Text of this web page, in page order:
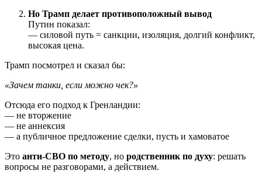
Но Трамп делает противоположный вывод
Путин показал:
— силовой путь = санкции, изоляция, долгий конфликт,
высокая цена.
Трамп посмотрел и сказал бы:
«Зачем танки, если можно чек?»
Отсюда его подход к Гренландии:
— не вторжение
— не аннексия
— а публичное предложение сделки, пусть и хамоватое
Это анти-СВО по методу, но родственник по духу: решать
вопросы не разговорами, а действием.